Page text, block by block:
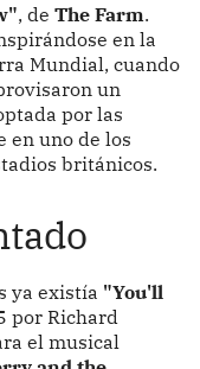
, de The Farm.
en la
Mundial, cuando
un
por las
en uno de los
británicos.
ya existía "You'll
por Richard
el musical